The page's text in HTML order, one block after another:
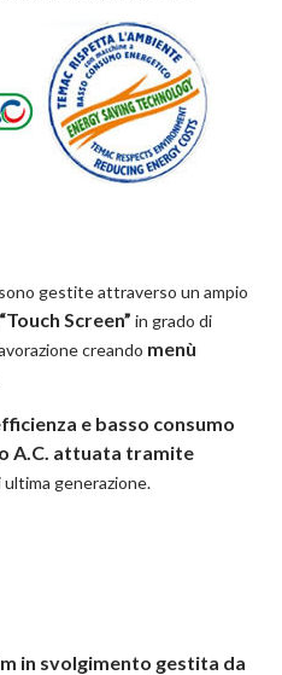
gestite attraverso un ampio
Screen” in grado di
creando menù
e basso consumo
A.C. attuata tramite
ultima generazione.
in svolgimento gestita da